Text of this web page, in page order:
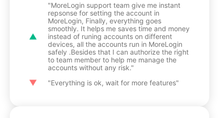
"MoreLogin support team give me instant
repsonse for setting the account in
MoreLogin, Finally, everything goes
smoothly. It helps me saves time and money
instead of runing accounts on different
devices, all the accounts run in MoreLogin
safely .Besides that I can authorize the right
to team member to help me manage the
accounts without any risk."
"Everything is ok, wait for more features"